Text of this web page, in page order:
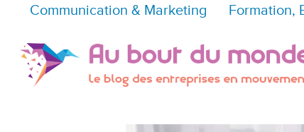
Communication & Marketing Formation,